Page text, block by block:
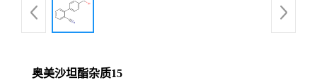
奥美沙坦酯杂质15